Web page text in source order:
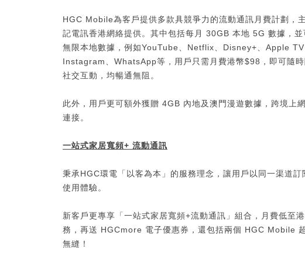
HGC Mobile為客戶提供多款具競爭力的流動通訊月費計劃，
記電訊香港網絡提供。其中包括每月 30GB 本地 5G 數據，
無限本地數據，例如YouTube、Netflix、Disney+、Apple
Instagram、WhatsApp等，用戶只需月費港幣$98，即可隨
社交互動，均暢通無阻。
此外，用戶更可額外獲贈 4GB 內地及澳門漫遊數據，跨境上
連接。
一站式家居寬頻+ 流動通訊
秉承HGC環電「以客為本」的服務理念，讓用戶以同一渠道
使用體驗。
新客戶更專享「一站式家居寬頻+流動通訊」組合，月費低至
務，再送 HGCmore 電子優惠券，還包括兩個 HGC Mobile
無縫！